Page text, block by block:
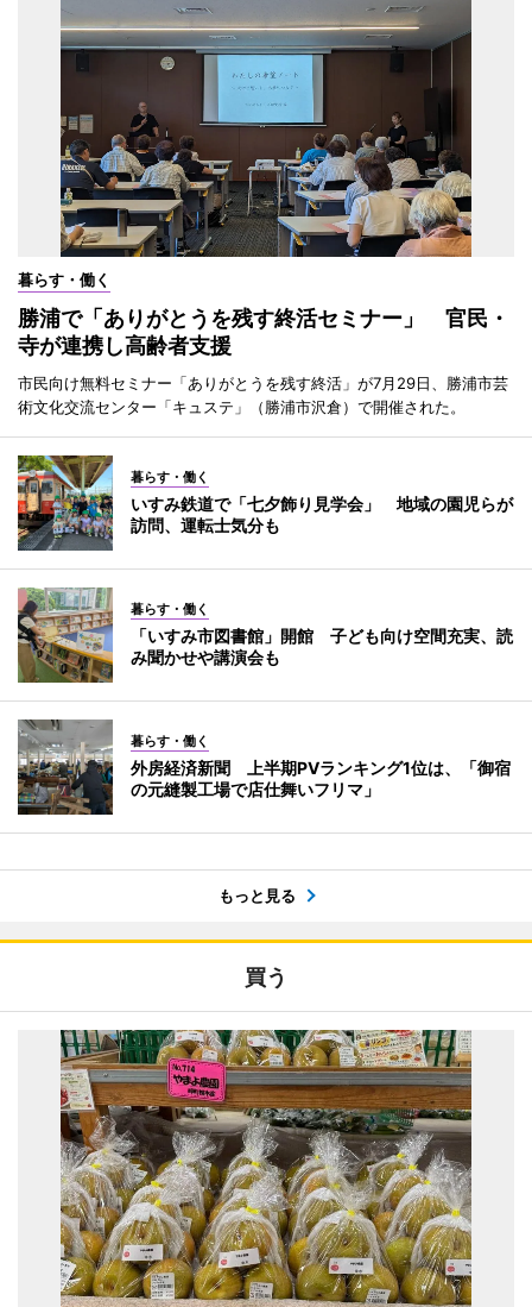
暮らす・働く
勝浦で「ありがとうを残す終活セミナー」 官民・
寺が連携し高齢者支援
市民向け無料セミナー「ありがとうを残す終活」が7月29日、勝浦市芸
術文化交流センター「キュステ」（勝浦市沢倉）で開催された。
暮らす・働く
いすみ鉄道で「七夕飾り見学会」 地域の園児らが
訪問、運転士気分も
暮らす・働く
「いすみ市図書館」開館 子ども向け空間充実、読
み聞かせや講演会も
暮らす・働く
外房経済新聞 上半期PVランキング1位は、「御宿
の元縫製工場で店仕舞いフリマ」
もっと見る
買う